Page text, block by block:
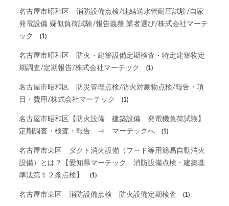
名古屋市昭和区 消防設備点検/連結送水管耐圧試験/自家
発電設備 疑似負荷試験/報告義務 業者選び/株式会社マーテ
ック
(1)
名古屋市昭和区 防火・建築設備定期検査・特定建築物定
期調査/定期報告/株式会社マーテック
(1)
名古屋市昭和区 防災管理点検/防火対象物点検/報告・項
目・費用/株式会社マーテック
(1)
名古屋市昭和区【防火設備 建築設備 発電機負荷試験】
定期調査・検査・報告 ⇒ マーテックへ
(1)
名古屋市東区 ダクト消火設備（フード等用簡易自動消火
設備）とは？【愛知県マーテック 消防設備点検・建築基
準法第１２条点検】
(1)
名古屋市東区 消防設備点検 防火設備定期検査 (1)